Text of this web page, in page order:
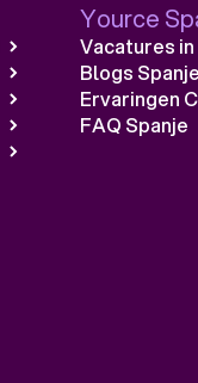
Yource
Vacatures in
Blogs Spanje
Ervaringen
FAQ Spanje